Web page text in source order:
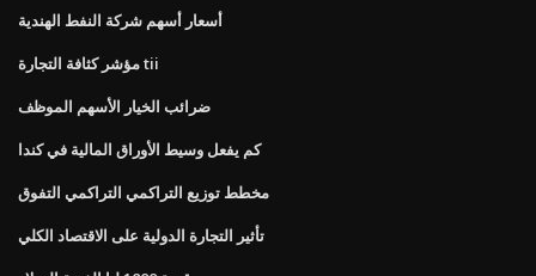
أسعار أسهم شركة النفط الهندية
مؤشر كثافة التجارة tii
ضرائب الخيار الأسهم الموظف
كم يفعل وسيط الأوراق المالية في كندا
مخطط توزيع التراكمي التراكمي التفوق
تأثير التجارة الدولية على الاقتصاد الكلي